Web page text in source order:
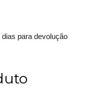
para devolução